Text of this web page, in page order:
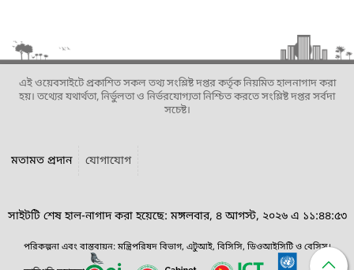
এই ওয়েবসাইটে প্রকাশিত সকল তথ্য সংশ্লিষ্ট দপ্তর কর্তৃক নিয়মিত হালনাগাদ করা
হয়। তথ্যের যথার্থতা, নির্ভুলতা ও নির্ভরযোগ্যতা নিশ্চিত করতে সংশ্লিষ্ট দপ্তর সর্বদা
সচেষ্ট।
মতামত প্রদান যোগাযোগ
সাইটটি শেষ হাল-নাগাদ করা হয়েছে: মঙ্গলবার, ৪ আগস্ট, ২০২৬ এ ১১:৪৪:৫৩
পরিকল্পনা এবং বাস্তবায়ন: মন্ত্রিপরিষদ বিভাগ, এটুআই, বিসিসি, ডিওআইসিটি ও বেসিস।